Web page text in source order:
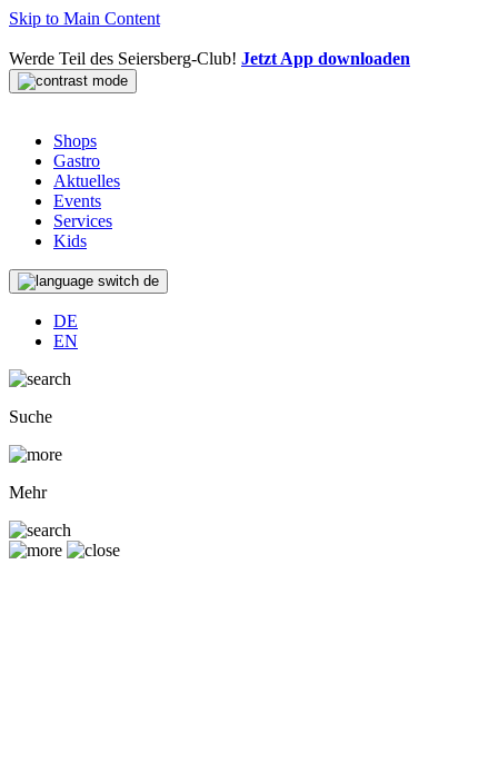
Skip to Main Content
Werde Teil des Seiersberg-Club! Jetzt App downloaden
Shops
Gastro
Aktuelles
Events
Services
Kids
de
DE
EN
Suche
Mehr